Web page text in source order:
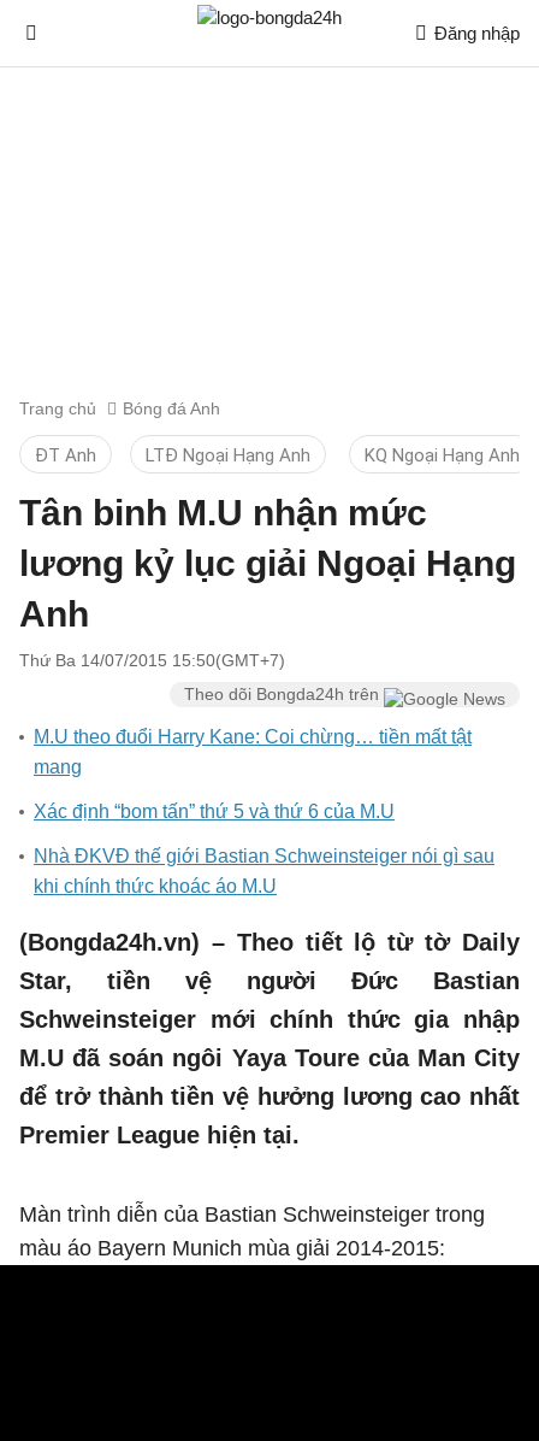
Đăng nhập
Trang chủ Bóng đá Anh
ĐT Anh LTĐ Ngoại Hạng Anh KQ Ngoại Hạng Anh
Tân binh M.U nhận mức
lương kỷ lục giải Ngoại Hạng
Anh
Thứ Ba 14/07/2015 15:50(GMT+7)
Theo dõi Bongda24h trên
M.U theo đuổi Harry Kane: Coi chừng… tiền mất tật
mang
Xác định “bom tấn” thứ 5 và thứ 6 của M.U
Nhà ĐKVĐ thế giới Bastian Schweinsteiger nói gì sau
khi chính thức khoác áo M.U
(Bongda24h.vn) – Theo tiết lộ từ tờ Daily
Star, tiền vệ người Đức Bastian
Schweinsteiger mới chính thức gia nhập
M.U đã soán ngôi Yaya Toure của Man City
để trở thành tiền vệ hưởng lương cao nhất
Premier League hiện tại.
Màn trình diễn của Bastian Schweinsteiger trong
màu áo Bayern Munich mùa giải 2014-2015: